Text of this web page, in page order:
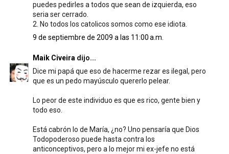
puedes pedirles a todos que sean de izquierda, eso
seria ser cerrado.
2. No todos los catolicos somos como ese idiota.
9 de septiembre de 2009 a las 11:00 a.m.
Maik Civeira dijo...
Dice mi papá que eso de hacerme rezar es ilegal, pero
que es un pedo mayúsculo quererlo pelear.
Lo peor de este individuo es que es rico, gente bien y
todo eso.
Está cabrón lo de María, ¿no? Uno pensaría que Dios
Todopoderoso puede hasta contra los
anticonceptivos, pero a lo mejor mi ex-jefe no está